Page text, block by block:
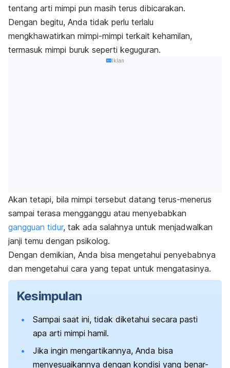
tentang arti mimpi pun masih terus dibicarakan.
Dengan begitu, Anda tidak perlu terlalu
mengkhawatirkan mimpi-mimpi terkait kehamilan,
termasuk mimpi buruk seperti keguguran.
Iklan
Akan tetapi, bila mimpi tersebut datang terus-menerus
sampai terasa mengganggu atau menyebabkan
gangguan tidur, tak ada salahnya untuk menjadwalkan
janji temu dengan psikolog.
Dengan demikian, Anda bisa mengetahui penyebabnya
dan mengetahui cara yang tepat untuk mengatasinya.
Kesimpulan
Sampai saat ini, tidak diketahui secara pasti
apa arti mimpi hamil.
Jika ingin mengartikannya, Anda bisa
menyesuaikannya dengan kondisi yang benar-